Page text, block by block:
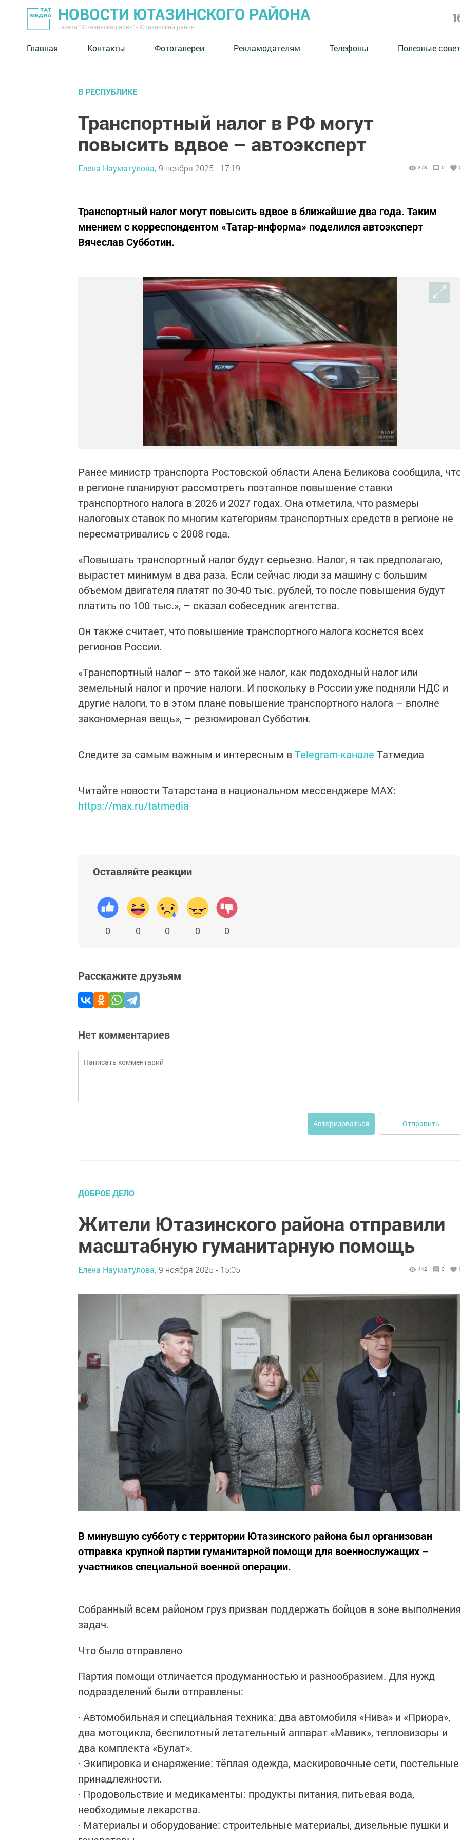
НОВОСТИ ЮТАЗИНСКОГО РАЙОНА
Газета "Ютазинская новь" - Ютазинский район
Главная Контакты Фотогалереи Рекламодателям Телефоны Полезные
В РЕСПУБЛИКЕ
Транспортный налог в РФ могут
повысить вдвое – автоэксперт
Елена Науматулова, 9 ноября 2025 - 17:19 378 0
Транспортный налог могут повысить вдвое в ближайшие два года. Таким
мнением с корреспондентом «Татар-информа» поделился автоэксперт
Вячеслав Субботин.
Ранее министр транспорта Ростовской области Алена Беликова сообщила,
в регионе планируют рассмотреть поэтапное повышение ставки
транспортного налога в 2026 и 2027 годах. Она отметила, что размеры
налоговых ставок по многим категориям транспортных средств в регионе не
пересматривались с 2008 года.
«Повышать транспортный налог будут серьезно. Налог, я так предполагаю,
вырастет минимум в два раза. Если сейчас люди за машину с большим
объемом двигателя платят по 30-40 тыс. рублей, то после повышения будут
платить по 100 тыс.», – сказал собеседник агентства.
Он также считает, что повышение транспортного налога коснется всех
регионов России.
«Транспортный налог – это такой же налог, как подоходный налог или
земельный налог и прочие налоги. И поскольку в России уже подняли НДС и
другие налоги, то в этом плане повышение транспортного налога – вполне
закономерная вещь», – резюмировал Субботин.
Следите за самым важным и интересным вTelegram-канале Татмедиа
Читайте новости Татарстана в национальном мессенджере MАХ:
https://max.ru/tatmedia
Оставляйте реакции
0 0 0 0 0
Расскажите друзьям
Нет комментариев
Авторизоваться Отправить
ДОБРОЕ ДЕЛО
Жители Ютазинского района отправили
масштабную гуманитарную помощь
Елена Науматулова, 9 ноября 2025 - 15:05 442 0
В минувшую субботу с территории Ютазинского района был организован
отправка крупной партии гуманитарной помощи для военнослужащих –
участников специальной военной операции.
Собранный всем районом груз призван поддержать бойцов в зоне
задач.
Что было отправлено
Партия помощи отличается продуманностью и разнообразием. Для нужд
подразделений были отправлены:
· Автомобильная и специальная техника: два автомобиля «Нива» и «Приора»,
два мотоцикла, беспилотный летательный аппарат «Мавик», тепловизоры и
два комплекта «Булат».
· Экипировка и снаряжение: тёплая одежда, маскировочные сети, постельные
принадлежности.
· Продовольствие и медикаменты: продукты питания, питьевая вода,
необходимые лекарства.
· Материалы и оборудование: строительные материалы, дизельные пушки и